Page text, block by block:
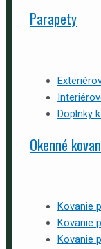
Parapety
Doplnky
Okenné
Kovanie
Kovanie
Kovanie